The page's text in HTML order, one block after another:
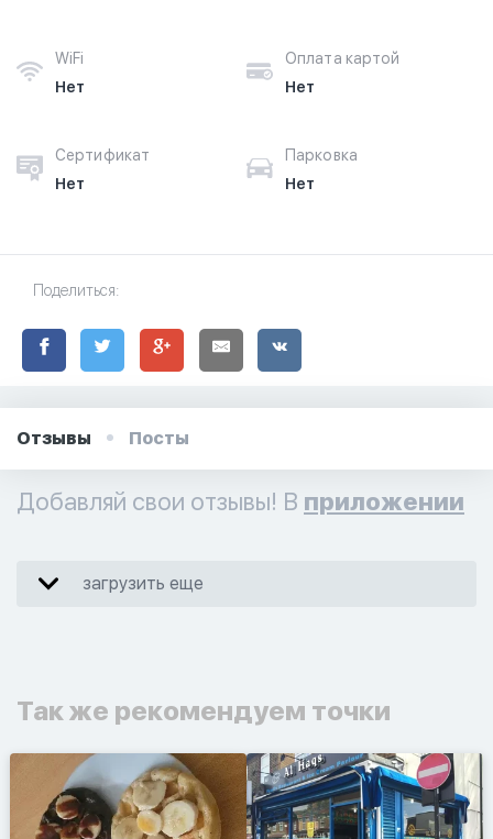
WiFi
Нет
Оплата картой
Нет
Сертификат
Нет
Парковка
Нет
Поделиться:
Отзывы Посты
Добавляй свои отзывы! В приложении
загрузить еще
Так же рекомендуем точки